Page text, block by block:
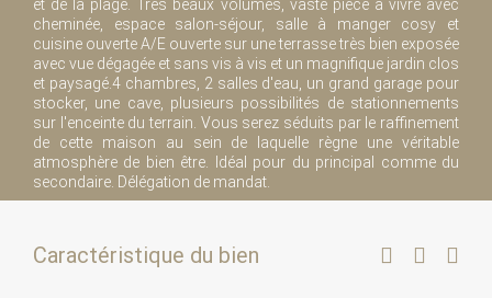
et de la plage. Très beaux volumes, vaste pièce à vivre avec
cheminée, espace salon-séjour, salle à manger cosy et
cuisine ouverte A/E ouverte sur une terrasse très bien exposée
avec vue dégagée et sans vis à vis et un magnifique jardin clos
et paysagé.4 chambres, 2 salles d'eau, un grand garage pour
stocker, une cave, plusieurs possibilités de stationnements
sur l'enceinte du terrain. Vous serez séduits par le raffinement
de cette maison au sein de laquelle règne une véritable
atmosphère de bien être. Idéal pour du principal comme du
secondaire. Délégation de mandat.
Caractéristique du bien